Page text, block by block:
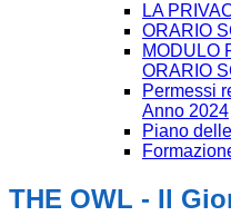
LA
ORARIO
MODULO
ORARIO
Permessi
Anno 2024
Piano
THE OWL - Il